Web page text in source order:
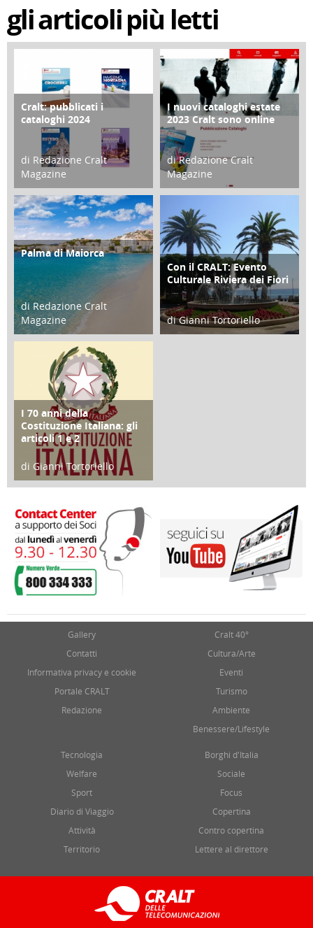
gliarticolipiù letti
COPERTINA
Cralt: pubblicati i
cataloghi 2024
di Redazione Cralt
Magazine
21 Novembre 2023
CONTRO COPERTINA
I nuovi cataloghi estate
2023 Cralt sono online
di Redazione Cralt
Magazine
07 Marzo 2023
ATTIVITÀ
Palma di Maiorca
di Redazione Cralt
Magazine
25 Giugno 2016
ATTIVITÀ
Con il CRALT: Evento
Culturale Riviera dei Fiori
di Gianni Tortoriello
FOCUS
I 70 anni della
Costituzione Italiana: gli
articoli 1 e 2
di Gianni Tortoriello
17 Marzo 2018
Gallery
Contatti
Informativa privacy e cookie
Portale CRALT
Redazione
Cralt 40°
Cultura/Arte
Eventi
Turismo
Ambiente
Benessere/Lifestyle
Tecnologia
Welfare
Sport
Diario di Viaggio
Attività
Territorio
Borghi d'Italia
Sociale
Focus
Copertina
Contro copertina
Lettere al direttore